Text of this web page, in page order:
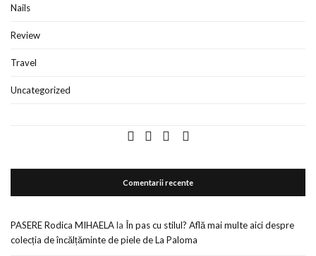
Nails
Review
Travel
Uncategorized
Comentarii recente
PASERE Rodica MIHAELAla În pas cu stilul? Află mai multe aici despre
colecția de încălțăminte de piele de La Paloma